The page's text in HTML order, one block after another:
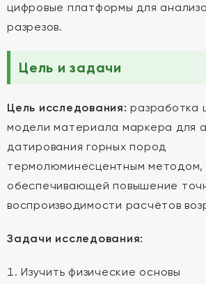
цифровые платформы для
разрезов.
Цель и задачи
Цель исследования: разработка
модели материала маркера для
датирования горных пород
термолюминесцентным методом,
обеспечивающей повышение
воспроизводимости расчётов
Задачи исследования:
Изучить физические основы